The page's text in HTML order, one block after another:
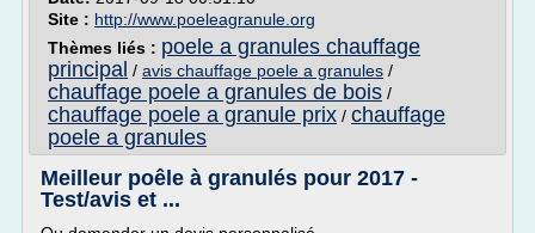
Site : http://www.poeleagranule.org
Thèmes liés : poele a granules chauffage
principal / avis chauffage poele a granules /
chauffage poele a granules de bois /
chauffage poele a granule prix / chauffage
poele a granules
Meilleur poêle à granulés pour 2017 -
Test/avis et ...